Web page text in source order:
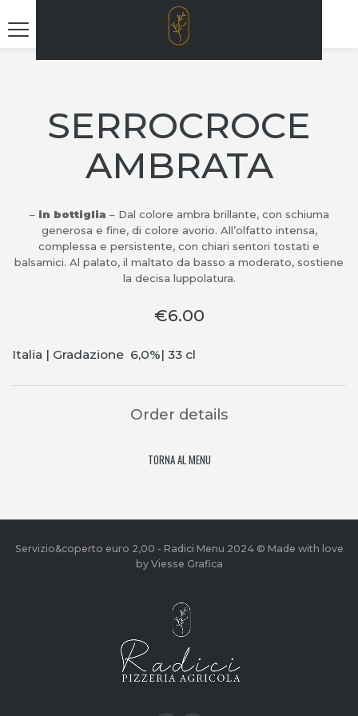
SERROCROCE
AMBRATA
–in bottiglia – Dal colore ambra brillante, con schiuma
generosa e fine, di colore avorio. All’olfatto intensa,
complessa e persistente, con chiari sentori tostati e
balsamici. Al palato, il maltato da basso a moderato, sostiene
la decisa luppolatura.
€6.00
Italia | Gradazione 6,0%| 33 cl
Order details
TORNA AL MENU
Servizio&coperto euro 2,00 - Radici Menu 2024 © Made with love
by Viesse Grafica